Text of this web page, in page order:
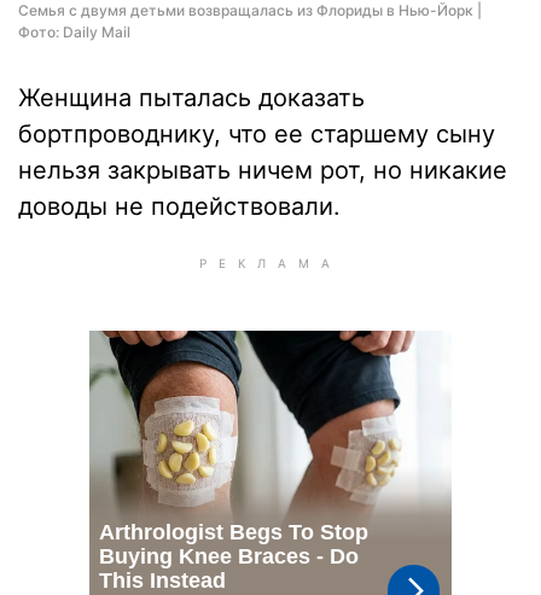
Семья с двумя детьми возвращалась из Флориды в Нью-Йорк |
Фото: Daily Mail
Женщина пыталась доказать
бортпроводнику, что ее старшему сыну
нельзя закрывать ничем рот, но никакие
доводы не подействовали.